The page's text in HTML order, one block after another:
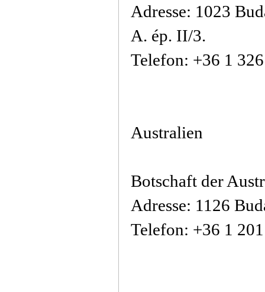
Adresse: 1023
A. ép. II/3.
Telefon: +36 1
Australien
Botschaft der
Adresse: 1126
Telefon: +36 1